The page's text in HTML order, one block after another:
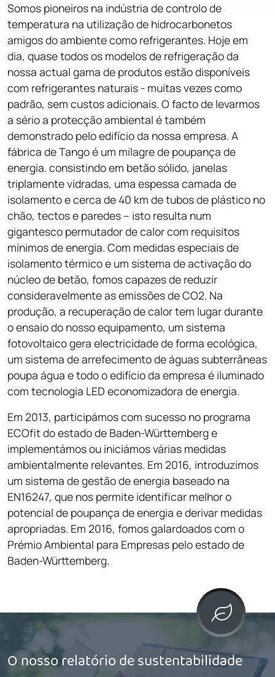
Somos pioneiros na indústria de controlo de
temperatura na utilização de hidrocarbonetos
amigos do ambiente como refrigerantes. Hoje em
dia, quase todos os modelos de refrigeração da
nossa actual gama de produtos estão disponíveis
com refrigerantes naturais - muitas vezes como
padrão, sem custos adicionais. O facto de levarmos
a sério a protecção ambiental é também
demonstrado pelo edifício da nossa empresa. A
fábrica de Tango é um milagre de poupança de
energia. consistindo em betão sólido, janelas
triplamente vidradas, uma espessa camada de
isolamento e cerca de 40 km de tubos de plástico no
chão, tectos e paredes – isto resulta num
gigantesco permutador de calor com requisitos
mínimos de energia. Com medidas especiais de
isolamento térmico e um sistema de activação do
núcleo de betão, fomos capazes de reduzir
consideravelmente as emissões de CO2. Na
produção, a recuperação de calor tem lugar durante
o ensaio do nosso equipamento, um sistema
fotovoltaico gera electricidade de forma ecológica,
um sistema de arrefecimento de águas subterrâneas
poupa água e todo o edifício da empresa é iluminado
com tecnologia LED economizadora de energia.
Em 2013, participámos com sucesso no programa
ECOfit do estado de Baden-Württemberg e
implementámos ou iniciámos várias medidas
ambientalmente relevantes. Em 2016, introduzimos
um sistema de gestão de energia baseado na
EN16247, que nos permite identificar melhor o
potencial de poupança de energia e derivar medidas
apropriadas. Em 2016, fomos galardoados com o
Prémio Ambiental para Empresas pelo estado de
Baden-Württemberg.
O nosso relatório de sustentabilidade